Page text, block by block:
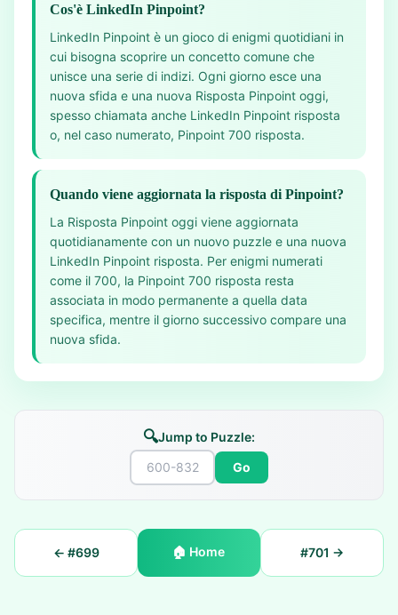
Cos'è LinkedIn Pinpoint?
LinkedIn Pinpoint è un gioco di enigmi quotidiani in
cui bisogna scoprire un concetto comune che
unisce una serie di indizi. Ogni giorno esce una
nuova sfida e una nuova Risposta Pinpoint oggi,
spesso chiamata anche LinkedIn Pinpoint risposta
o, nel caso numerato, Pinpoint 700 risposta.
Quando viene aggiornata la risposta di Pinpoint?
La Risposta Pinpoint oggi viene aggiornata
quotidianamente con un nuovo puzzle e una nuova
LinkedIn Pinpoint risposta. Per enigmi numerati
come il 700, la Pinpoint 700 risposta resta
associata in modo permanente a quella data
specifica, mentre il giorno successivo compare una
nuova sfida.
🔍Jump to Puzzle:
Go
← #699 🏠 Home #701 →